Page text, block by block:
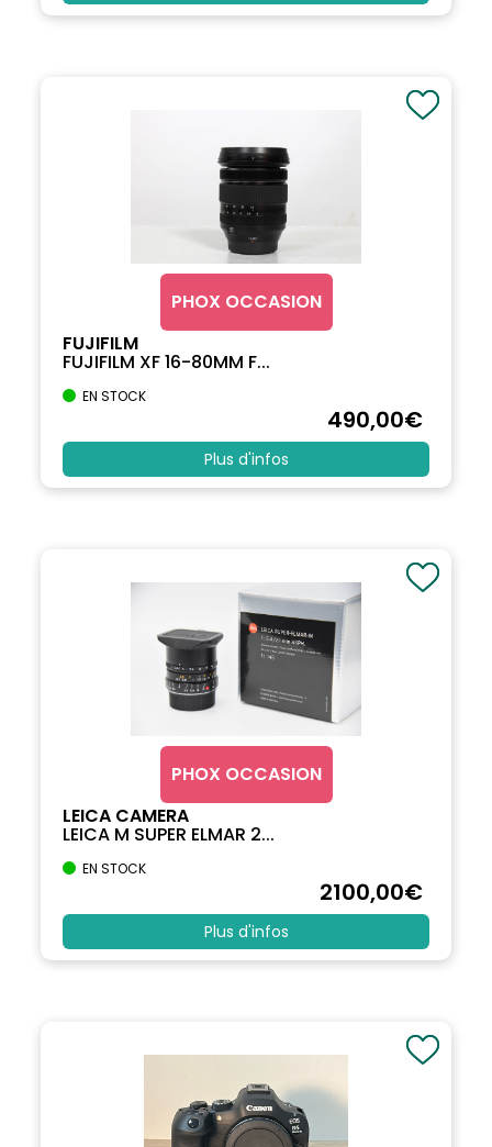
PHOX OCCASION
FUJIFILM
FUJIFILM XF 16-80MM F...
EN STOCK
490,00€
Plus d'infos
PHOX OCCASION
LEICA CAMERA
LEICA M SUPER ELMAR 2...
EN STOCK
2100,00€
Plus d'infos